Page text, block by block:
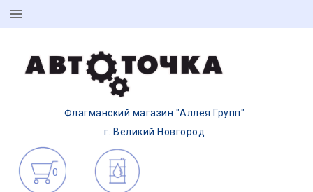
Флагманский магазин "Аллея Групп"
г. Великий Новгород
0